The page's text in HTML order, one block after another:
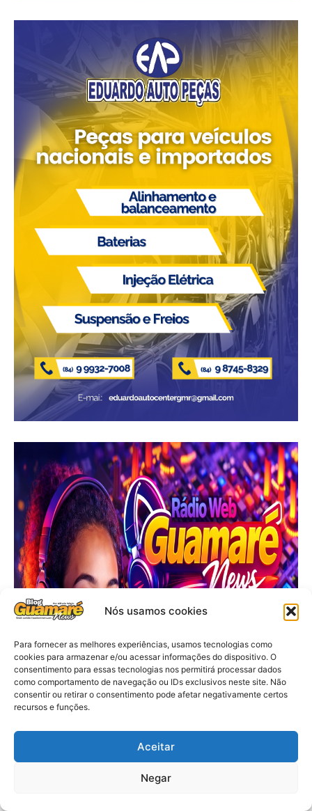
Nós usamos cookies
Para fornecer as melhores experiências, usamos tecnologias como
cookies para armazenar e/ou acessar informações do dispositivo. O
consentimento para essas tecnologias nos permitirá processar dados
como comportamento de navegação ou IDs exclusivos neste site. Não
consentir ou retirar o consentimento pode afetar negativamente certos
recursos e funções.
Aceitar
Negar